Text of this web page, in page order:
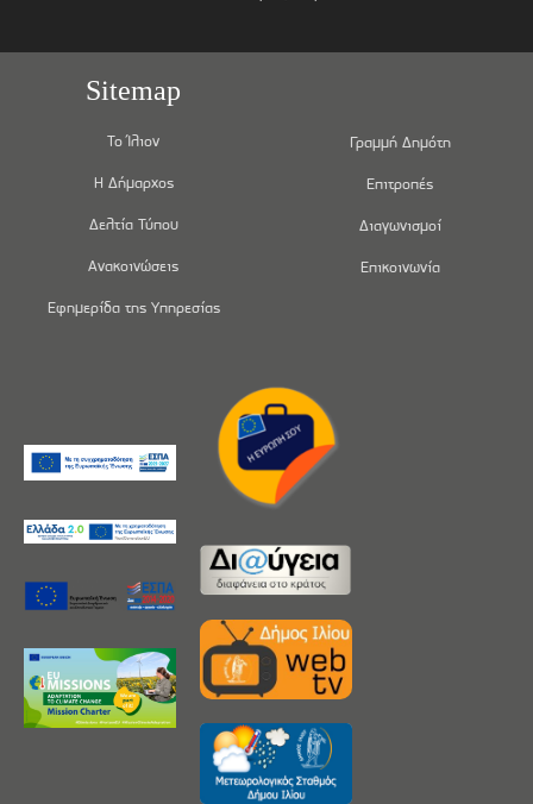
Sitemap
Το Ίλιον
Η Δήμαρχος
Δελτία Τύπου
Ανακοινώσεις
Εφημερίδα της Υπηρεσίας
Γραμμή Δημότη
Επιτροπές
Διαγωνισμοί
Επικοινωνία